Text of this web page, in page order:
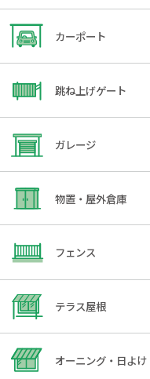
カーポート
跳ね上げゲート
ガレージ
物置・屋外倉庫
フェンス
テラス屋根
オーニング・日よけ